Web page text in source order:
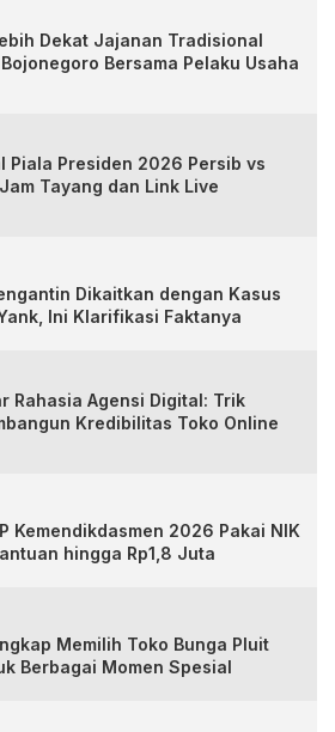
Dekat Jajanan Tradisional
Bersama Pelaku Usaha
Piala Presiden 2026 Persib vs
Tayang dan Link Live
Dikaitkan dengan Kasus
Ini Klarifikasi Faktanya
Rahasia Agensi Digital: Trik
Kredibilitas Toko Online
Kemendikdasmen 2026 Pakai NIK
hingga Rp1,8 Juta
Memilih Toko Bunga Pluit
Berbagai Momen Spesial